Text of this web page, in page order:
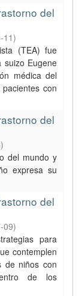
del
11)
(TEA) fue
suizo Eugene
médica del
con
del
)
del mundo y
expresa su
del
09)
para
contemplen
de niños con
de los